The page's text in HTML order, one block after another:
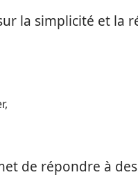
la simplicité et la
de répondre à